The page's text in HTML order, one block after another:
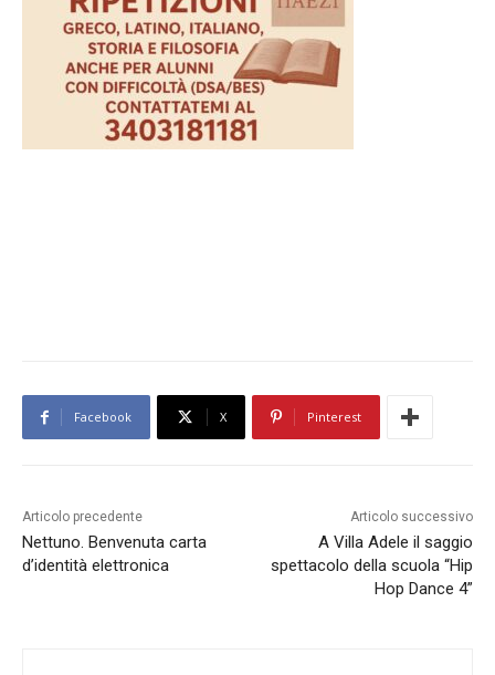
Facebook X Pinterest
Articolo precedente
Nettuno. Benvenuta carta
d’identità elettronica
Articolo successivo
A Villa Adele il saggio
spettacolo della scuola “Hip
Hop Dance 4”